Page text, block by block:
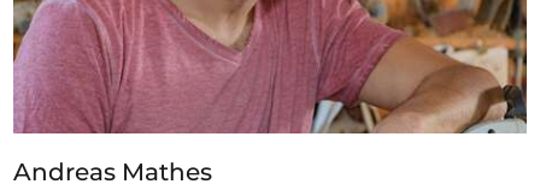
Andreas Mathes